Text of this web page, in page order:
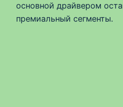
основной драйвером
премиальный сегменты.